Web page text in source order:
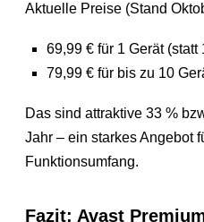
Aktuelle Preise (Stand
69,99 € für 1 Gerät (statt
79,99 € für bis zu 10
Das sind attraktive 33 %
Jahr – ein starkes Angebot
Funktionsumfang.
Fazit: Avast